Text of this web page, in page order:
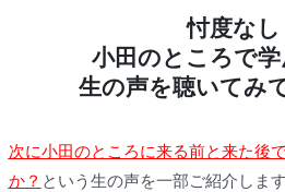
忖度なし
小田のところで
生の声を聴いてみ
次に小田のところに来る前と来た後
か？ という生の声を一部ご紹介しま